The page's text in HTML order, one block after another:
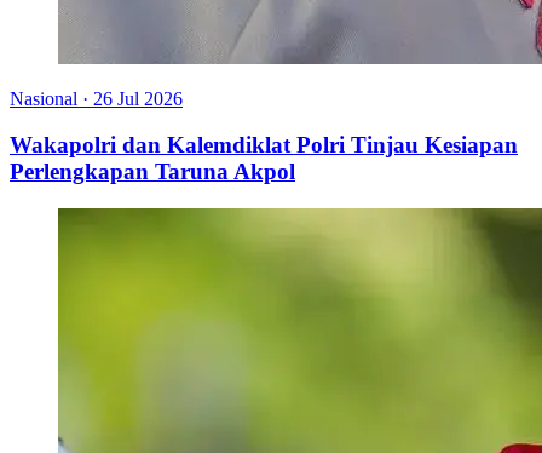
Nasional · 26 Jul 2026
Wakapolri dan Kalemdiklat Polri Tinjau Kesiapan
Perlengkapan Taruna Akpol